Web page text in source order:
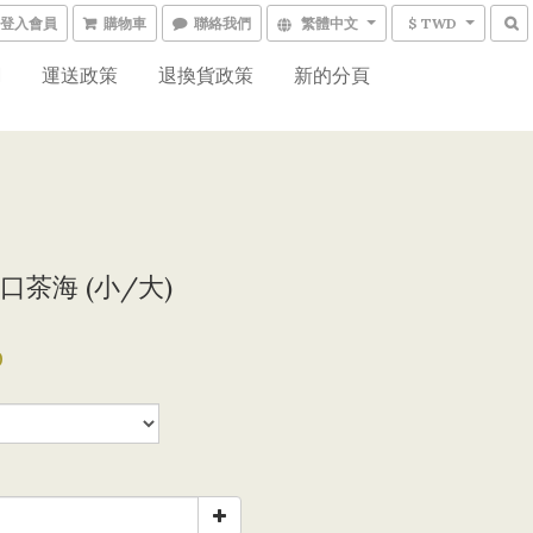
登入會員 購物車 聯絡我們 繁體中文 $ TWD
運送政策 退換貨政策 新的分頁
茶海 (小/大)